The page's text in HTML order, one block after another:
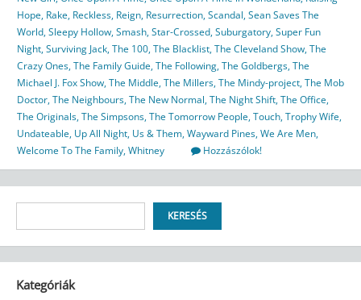
Hope, Rake, Reckless, Reign, Resurrection,Scandal,Sean Saves The
World,Sleepy Hollow,Smash,Star-Crossed,Suburgatory,Super Fun
Night,Surviving Jack,The 100,The Blacklist,The Cleveland Show,The
Crazy Ones,The Family Guide,The Following,The Goldbergs,The
Michael J. Fox Show,The Middle,The Millers,The Mindy-project,The Mob
Doctor,The Neighbours,The New Normal,The Night Shift,The Office,
The Originals,The Simpsons,The Tomorrow People,Touch,Trophy Wife,
Undateable, Up All Night, Us & Them,Wayward Pines,We Are Men,
Welcome To The Family,Whitney Hozzászólok!
KERESÉS
Kategóriák